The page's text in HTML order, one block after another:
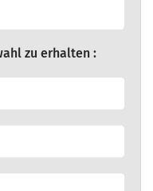
zu erhalten :